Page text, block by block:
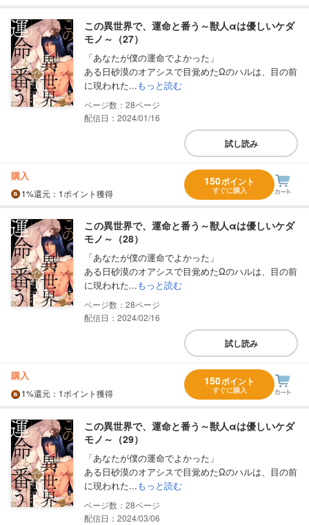
この異世界で、運命と番う～獣人αは優しいケダ
モノ～（27）
「あなたが僕の運命でよかった」
ある日砂漠のオアシスで目覚めたΩのハルは、目の前
に現われた...もっと読む
28
配信日：2024/01/16
試し読み
購入
1%還元 ：1ポイント獲得
150ポイント
すぐに購入
この異世界で、運命と番う～獣人αは優しいケダ
モノ～（28）
「あなたが僕の運命でよかった」
ある日砂漠のオアシスで目覚めたΩのハルは、目の前
に現われた...もっと読む
28
配信日：2024/02/16
試し読み
購入
1%還元 ：1ポイント獲得
150ポイント
すぐに購入
この異世界で、運命と番う～獣人αは優しいケダ
モノ～（29）
「あなたが僕の運命でよかった」
ある日砂漠のオアシスで目覚めたΩのハルは、目の前
に現われた...もっと読む
28
配信日：2024/03/06